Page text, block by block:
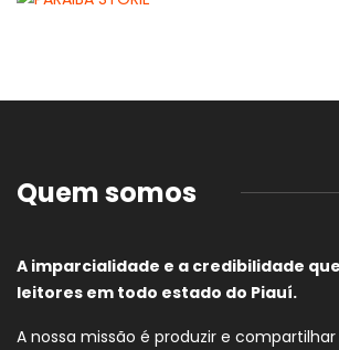
Quem somos
A imparcialidade e a credibilidade
leitores em todo estado do Piauí.
A nossa missão é produzir e